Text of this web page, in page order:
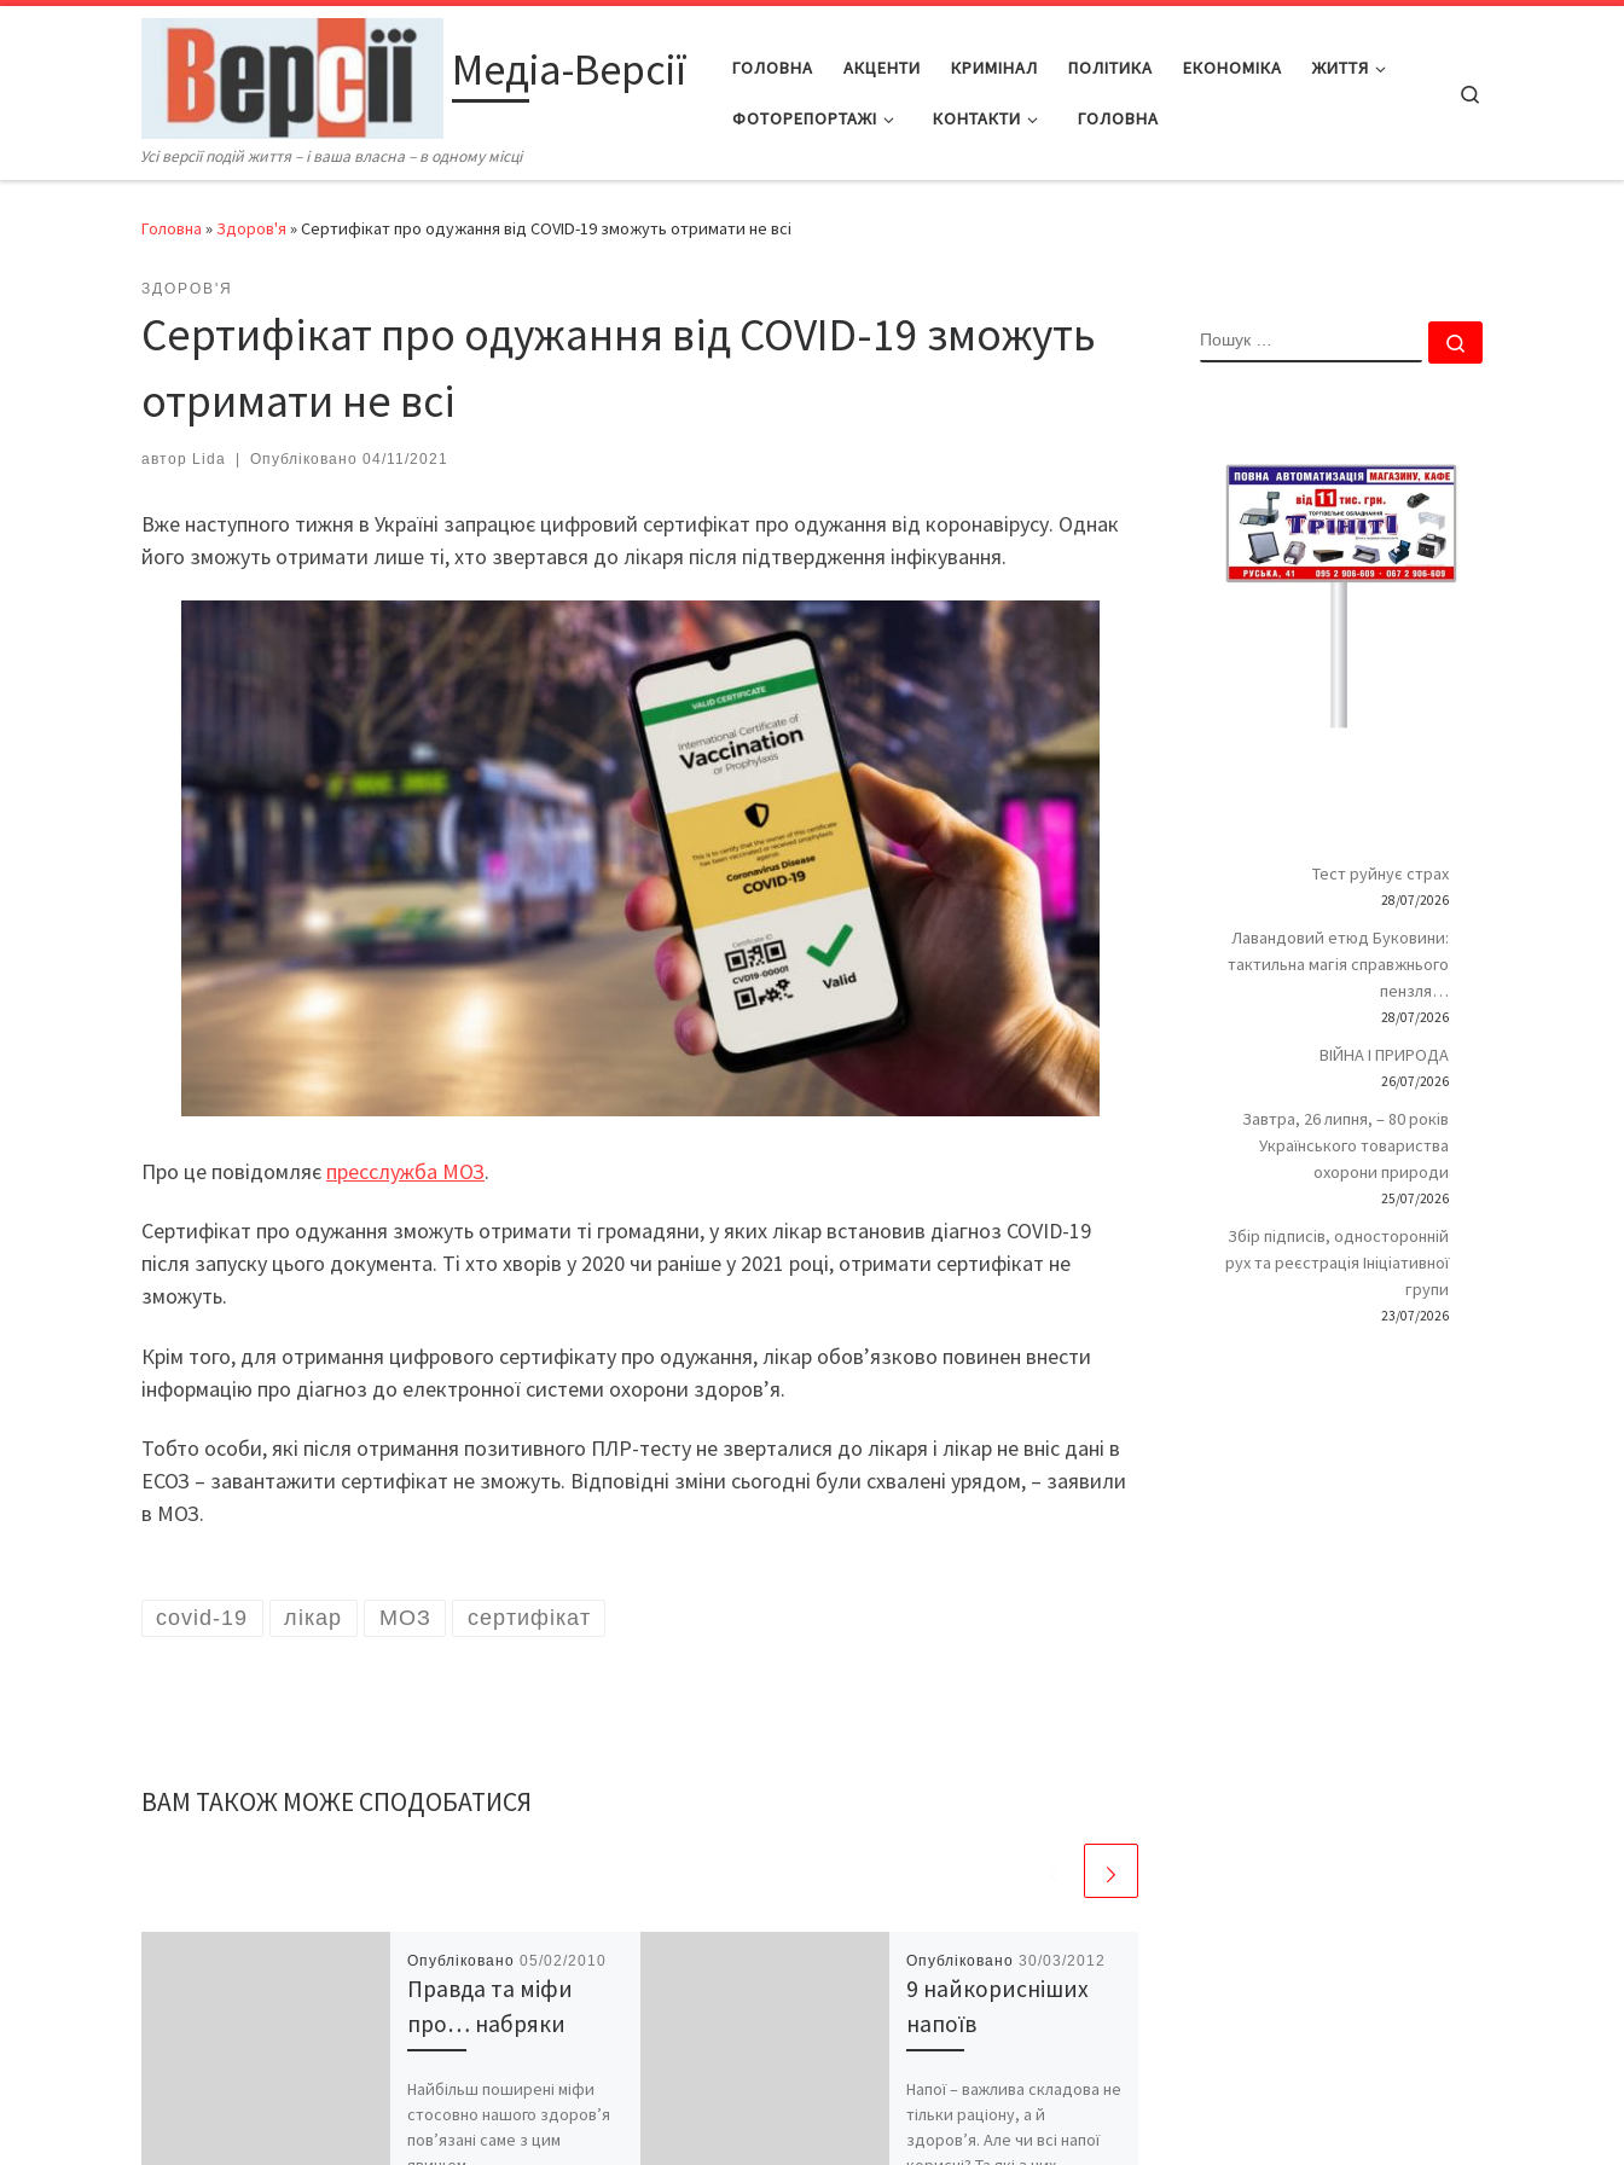
Перейти до вмісту
Медіа-Версії
Усі версії подій життя – і ваша власна – в одному місці
ГОЛОВНА АКЦЕНТИ КРИМІНАЛ ПОЛІТИКА ЕКОНОМІКА ЖИТТЯ
ФОТОРЕПОРТАЖІ КОНТАКТИ ГОЛОВНА
Головна » Здоров'я »Cертифікат про одужання від COVID-19 зможуть отримати не всі
ЗДОРОВ'Я
Cертифікат про одужання від COVID-19 зможуть
отримати не всі
автор Lida Опубліковано 04/11/2021
Вже наступного тижня в Україні запрацює цифровий сертифікат про одужання від коронавірусу. Однак
його зможуть отримати лише ті, хто звертався до лікаря після підтвердження інфікування.
Про це повідомляє пресслужба МОЗ.
Сертифікат про одужання зможуть отримати ті громадяни, у яких лікар встановив діагноз COVID-19
після запуску цього документа. Ті хто хворів у 2020 чи раніше у 2021 році, отримати сертифікат не
зможуть.
Крім того, для отримання цифрового сертифікату про одужання, лікар обов’язково повинен внести
інформацію про діагноз до електронної системи охорони здоров’я.
Тобто особи, які після отримання позитивного ПЛР-тесту не зверталися до лікаря і лікар не вніс дані в
ЕСОЗ – завантажити сертифікат не зможуть. Відповідні зміни сьогодні були схвалені урядом, – заявили
в МОЗ.
covid-19 лікар МОЗ сертифікат
ВАМ ТАКОЖ МОЖЕ СПОДОБАТИСЯ
Опубліковано05/02/2010
Правда та міфи
про… набряки
Найбільш поширені міфи
стосовно нашого здоров’я
пов’язані саме з цим
Опубліковано 30/03/2012
9 найкорисніших
напоїв
Напої – важлива складова не
тільки раціону, а й
здоров’я. Але чи всі напої
ПОШУК
Тест руйнує страх
28/07/2026
Лавандовий етюд Буковини:
тактильна магія справжнього
пензля…
28/07/2026
ВІЙНА І ПРИРОДА
26/07/2026
Завтра, 26 липня, – 80 років
Українського товариства
охорони природи
25/07/2026
Збір підписів, односторонній
рух та реєстрація Ініціативної
групи
23/07/2026